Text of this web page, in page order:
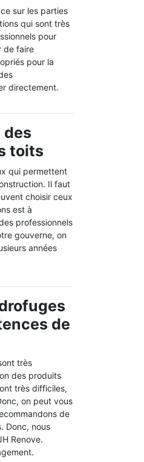
sur les parties
qui sont très
pour
de faire
pour la
directement.
des
toits
qui permettent
Il faut
choisir ceux
est à
professionnels
gouverne, on
années
de
très
des produits
très difficiles,
on peut vous
de
Donc, nous
Renove.